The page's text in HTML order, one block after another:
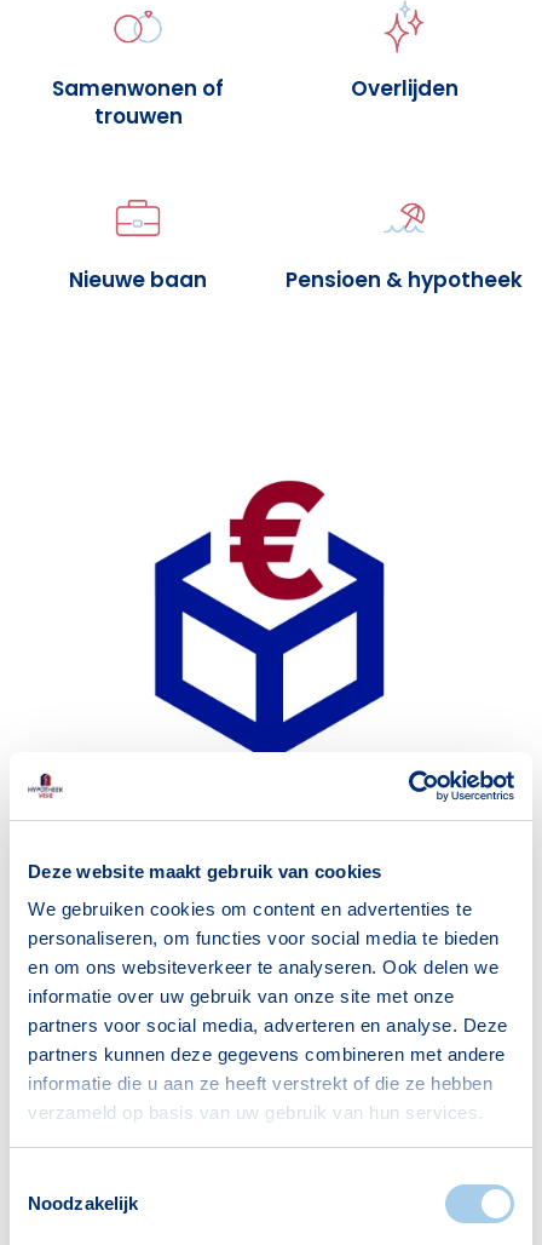
Deze website maakt gebruik van cookies
We gebruiken cookies om content en advertenties te
personaliseren, om functies voor social media te bieden
en om ons websiteverkeer te analyseren. Ook delen we
informatie over uw gebruik van onze site met onze
partners voor social media, adverteren en analyse. Deze
partners kunnen deze gegevens combineren met andere
informatie die u aan ze heeft verstrekt of die ze hebben
verzameld op basis van uw gebruik van hun services.
Noodzakelijk
Samenwonen of
trouwen
Overlijden
Nieuwe baan Pensioen & hypotheek
Uitgelicht
Nieuw van Hypotheek Visie:
HypotheekBox
Bij het afsluiten van een hypotheek komt een
heleboel kijken. Het is voor iedereen een
overweldigend kan zijn om het overzicht te